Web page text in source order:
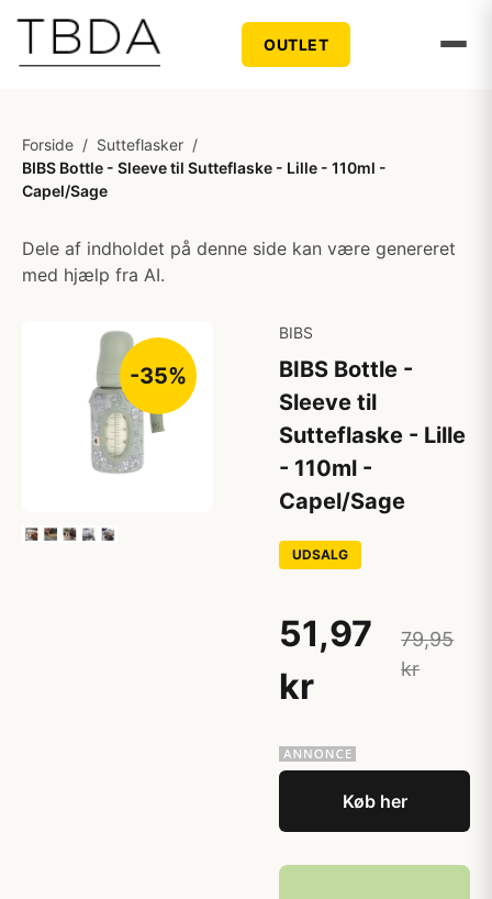
OUTLET
Forside / Sutteflasker /
BIBS Bottle - Sleeve til Sutteflaske - Lille - 110ml -
Capel/Sage
Dele af indholdet på denne side kan være genereret
med hjælp fra AI.
-35%
BIBS
BIBS Bottle -
Sleeve til
Sutteflaske - Lille
- 110ml -
Capel/Sage
UDSALG
51,97
kr
79,95
kr
Køb her